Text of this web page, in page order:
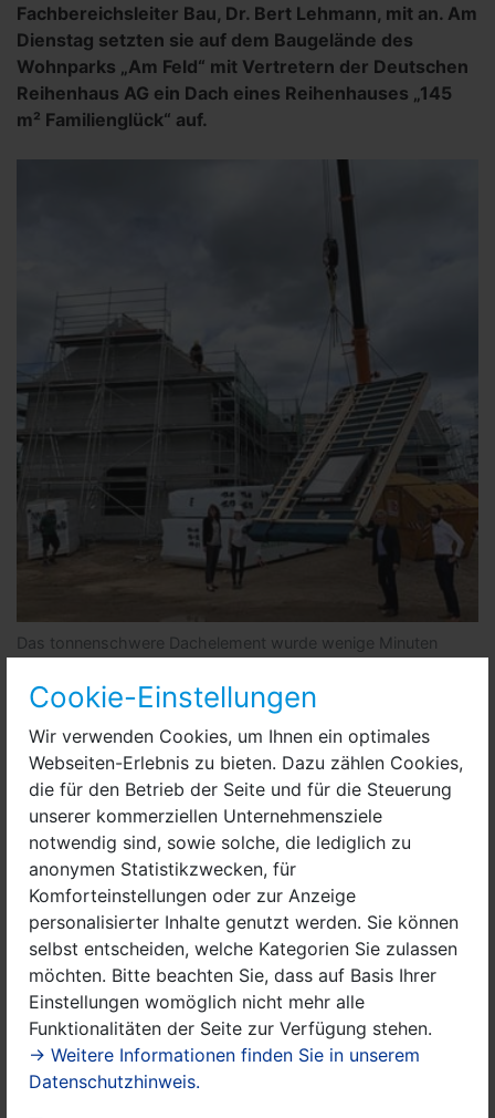
Cookie-Einstellungen
Wir verwenden Cookies, um Ihnen ein optimales
Webseiten-Erlebnis zu bieten. Dazu zählen Cookies,
die für den Betrieb der Seite und für die Steuerung
unserer kommerziellen Unternehmensziele
notwendig sind, sowie solche, die lediglich zu
anonymen Statistikzwecken, für
Komforteinstellungen oder zur Anzeige
personalisierter Inhalte genutzt werden. Sie können
selbst entscheiden, welche Kategorien Sie zulassen
möchten. Bitte beachten Sie, dass auf Basis Ihrer
Einstellungen womöglich nicht mehr alle
Funktionalitäten der Seite zur Verfügung stehen.
→ Weitere Informationen finden Sie in unserem
Datenschutzhinweis.
Fachbereichsleiter Bau, Dr. Bert Lehmann, mit an. Am
Dienstag setzten sie auf dem Baugelände des
Wohnparks „Am Feld“ mit Vertretern der Deutschen
Reihenhaus AG ein Dach eines Reihenhauses „145
m² Familienglück“ auf.
Das tonnenschwere Dachelement wurde wenige Minuten
Mit einem großen Kran wurden die vorproduzierten,
tonnenschweren Dachelemente direkt vom Lkw auf die
Häuser gehievt. „Mit dem Bauprojekt wird der Ansatz
vorangetrieben, bezahlbares Wohneigentum für junge
Familien mit Kindern in Nauen zu schaffen, das sowohl
ökonomisch als auch ökologisch nachhaltig ist“, sagte
Dr. Lehmann am Rande der Veranstaltung.
Das Konzept geht auf: Laut Investor sind derzeit 35
der 42 Häuser verkauft. Über zwanzig Familien aus
Berlin haben sich bisher für ein Eigenheim entschieden,
die zweitgrößte Gruppe mit sechs Familien kommt aus
Nauen selbst, der übrige Teil stammt aus dem
Havelland.
Beim Wohnungsbau strebe die Stadt Nauen weiterhin